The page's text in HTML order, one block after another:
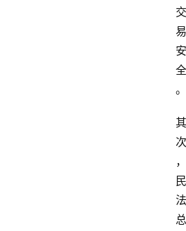
交
易
安
全
。
其
次
，
民
法
总